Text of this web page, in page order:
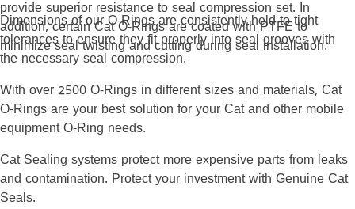
provide superior resistance to seal compression set. In
addition, certain Cat O-Rings are coated with PTFE to
minimize seal twisting and cutting during seal installation.
Dimensions of our O-Rings are consistently held to tight
tolerances to ensure they fit properly into seal grooves with
the necessary seal compression.
With over 2500 O-Rings in different sizes and materials, Cat
O-Rings are your best solution for your Cat and other mobile
equipment O-Ring needs.
Cat Sealing systems protect more expensive parts from leaks
and contamination. Protect your investment with Genuine Cat
Seals.